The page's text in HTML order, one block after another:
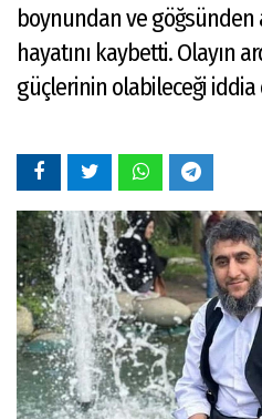
boynundan ve göğsünden
hayatını kaybetti. Olayın
güçlerinin olabileceği iddia